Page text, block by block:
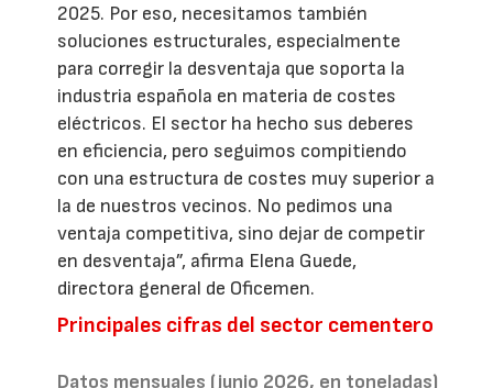
2025. Por eso, necesitamos también
soluciones estructurales, especialmente
para corregir la desventaja que soporta la
industria española en materia de costes
eléctricos. El sector ha hecho sus deberes
en eficiencia, pero seguimos compitiendo
con una estructura de costes muy superior a
la de nuestros vecinos. No pedimos una
ventaja competitiva, sino dejar de competir
en desventaja”, afirma Elena Guede,
directora general de Oficemen.
Principales cifras del sector cementero
Datos mensuales (junio 2026, en toneladas)